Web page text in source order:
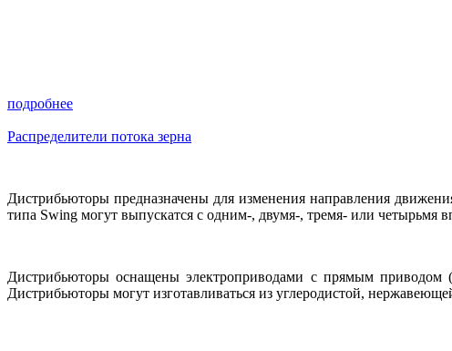
подробнее
Распределители потока зерна
Дистрибьюторы предназначены для изменения направления
типа Swing могут выпускатся с одним-, двумя-, тремя- или четырьмя
Дистрибьюторы оснащены электроприводами с прямым приводом
Дистрибьюторы могут изготавливаться из углеродистой,